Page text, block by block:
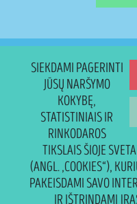
SIEKDAMI PAGERINTI
JŪSŲ NARŠYMO
KOKYBĘ,
STATISTINIAIS IR
RINKODAROS
TIKSLAIS ŠIOJE
(ANGL. „COOKIES“),
PAKEISDAMI SAVO
IR IŠTRINDAMI